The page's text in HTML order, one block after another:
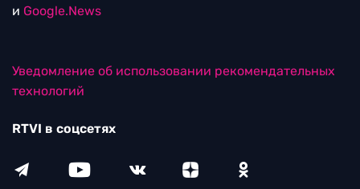
и Google.News
Уведомление об использовании рекомендательных
технологий
RTVI в соцсетях